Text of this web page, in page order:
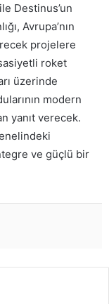
Destinus’un
Avrupa’nın
projelere
roket
üzerinde
modern
yanıt verecek.
ve güçlü bir